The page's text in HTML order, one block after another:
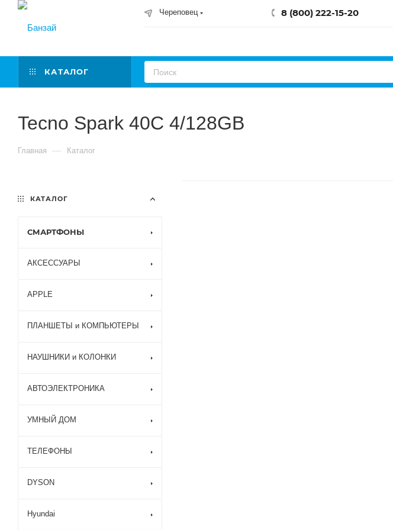
Череповец 8 (800) 222-15-20
КАТАЛОГ
Tecno Spark 40C 4/128GB
Главная — Каталог
КАТАЛОГ
СМАРТФОНЫ
АКСЕССУАРЫ
APPLE
ПЛАНШЕТЫ и КОМПЬЮТЕРЫ
НАУШНИКИ и КОЛОНКИ
АВТОЭЛЕКТРОНИКА
УМНЫЙ ДОМ
ТЕЛЕФОНЫ
DYSON
Hyundai